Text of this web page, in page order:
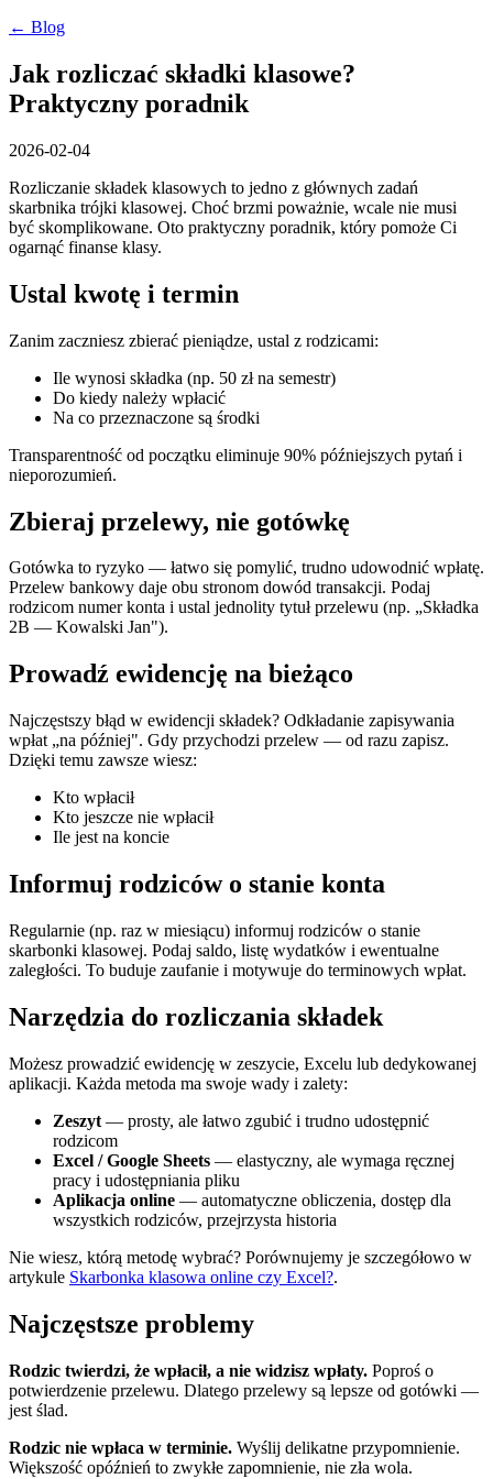
← Blog
Jak rozliczać składki klasowe?
Praktyczny poradnik
2026-02-04
Rozliczanie składek klasowych to jedno z głównych zadań
skarbnika trójki klasowej. Choć brzmi poważnie, wcale nie musi
być skomplikowane. Oto praktyczny poradnik, który pomoże Ci
ogarnąć finanse klasy.
Ustal kwotę i termin
Zanim zaczniesz zbierać pieniądze, ustal z rodzicami:
Ile wynosi składka (np. 50 zł na semestr)
Do kiedy należy wpłacić
Na co przeznaczone są środki
Transparentność od początku eliminuje 90% późniejszych pytań i
nieporozumień.
Zbieraj przelewy, nie gotówkę
Gotówka to ryzyko — łatwo się pomylić, trudno udowodnić wpłatę.
Przelew bankowy daje obu stronom dowód transakcji. Podaj
rodzicom numer konta i ustal jednolity tytuł przelewu (np. „Składka
2B — Kowalski Jan").
Prowadź ewidencję na bieżąco
Najczęstszy błąd w ewidencji składek? Odkładanie zapisywania
wpłat „na później". Gdy przychodzi przelew — od razu zapisz.
Dzięki temu zawsze wiesz:
Kto wpłacił
Kto jeszcze nie wpłacił
Ile jest na koncie
Informuj rodziców o stanie konta
Regularnie (np. raz w miesiącu) informuj rodziców o stanie
skarbonki klasowej. Podaj saldo, listę wydatków i ewentualne
zaległości. To buduje zaufanie i motywuje do terminowych wpłat.
Narzędzia do rozliczania składek
Możesz prowadzić ewidencję w zeszycie, Excelu lub dedykowanej
aplikacji. Każda metoda ma swoje wady i zalety:
Zeszyt — prosty, ale łatwo zgubić i trudno udostępnić
rodzicom
Excel / Google Sheets — elastyczny, ale wymaga ręcznej
pracy i udostępniania pliku
Aplikacja online — automatyczne obliczenia, dostęp dla
wszystkich rodziców, przejrzysta historia
Nie wiesz, którą metodę wybrać? Porównujemy je szczegółowo w
artykule Skarbonka klasowa online czy Excel?.
Najczęstsze problemy
Rodzic twierdzi, że wpłacił, a nie widzisz wpłaty. Poproś o
potwierdzenie przelewu. Dlatego przelewy są lepsze od gotówki —
jest ślad.
Rodzic nie wpłaca w terminie. Wyślij delikatne przypomnienie.
Większość opóźnień to zwykłe zapomnienie, nie zła wola.